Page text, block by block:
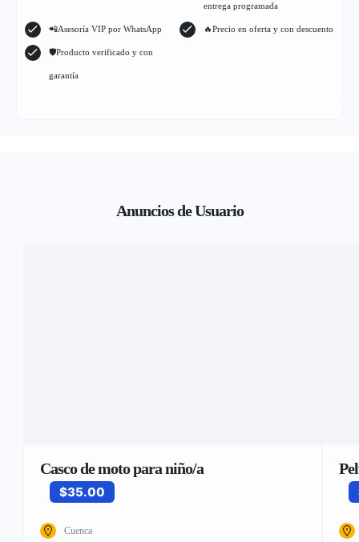
entrega programada
📲Asesoría VIP por WhatsApp 🔥Precio en oferta y con descuento
🛡Producto verificado y con
garantía
Anuncios de Usuario
Casco de moto para niño/a
$35.00
Cuenca